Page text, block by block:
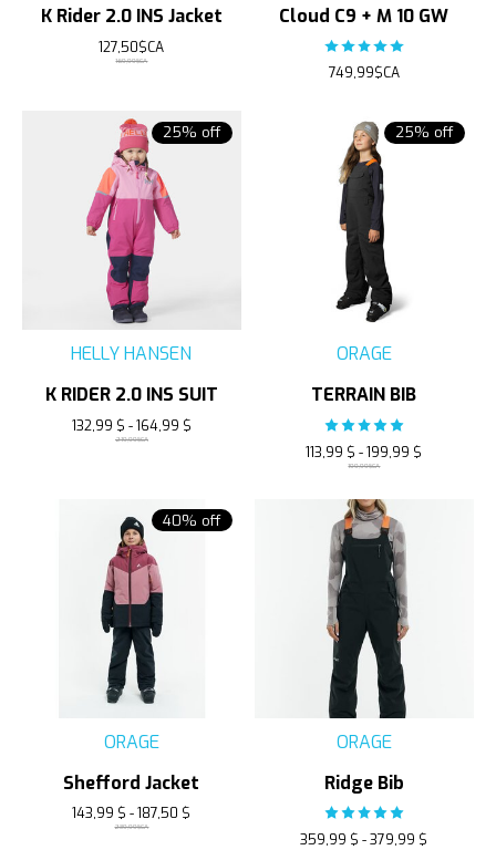
K Rider 2.0 INS Jacket
127,50$CA
169,99$CA
Cloud C9 + M 10 GW
The rating of this
749,99$CA
25% off
HELLY HANSEN
K RIDER 2.0 INS SUIT
132,99 $ - 164,99 $
219,99$CA
25% off
ORAGE
TERRAIN BIB
The rating of this
113,99 $ - 199,99 $
199,99$CA
40% off
ORAGE
Shefford Jacket
143,99 $ - 187,50 $
239,99$CA
ORAGE
Ridge Bib
The rating of this
359,99 $ - 379,99 $